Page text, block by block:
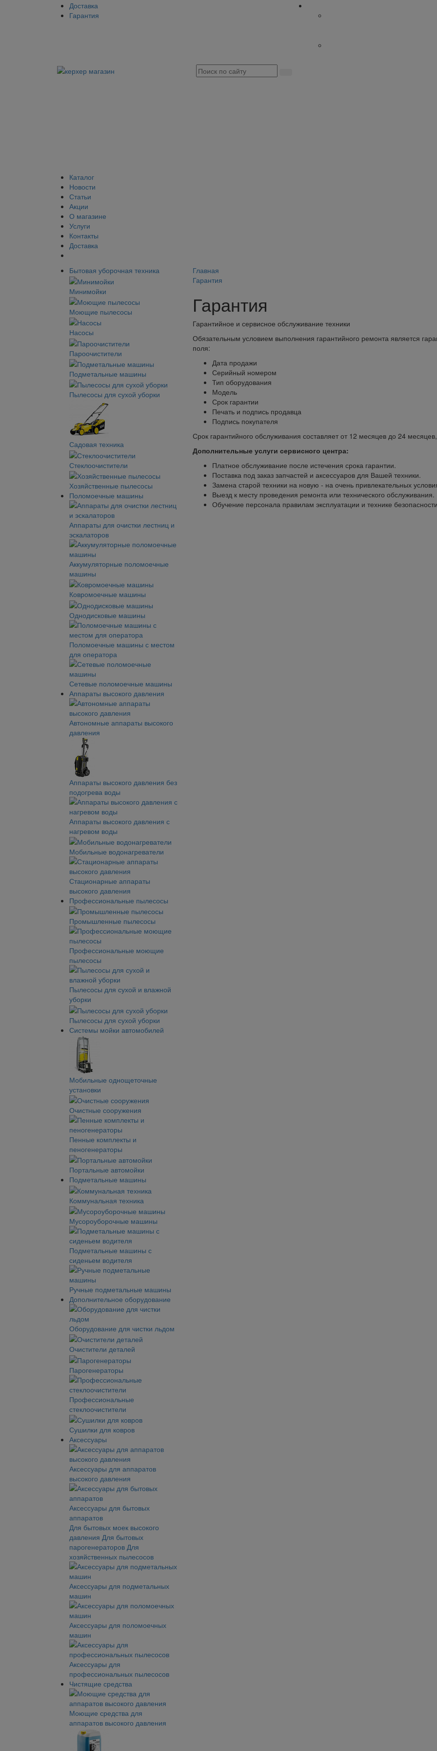
Доставка
Гарантия
Каталог
Новости
Статьи
Акции
О магазине
Услуги
Контакты
Доставка
Бытовая уборочная техника
Минимойки
Моющие пылесосы
Насосы
Пароочистители
Подметальные машины
Пылесосы для сухой уборки
Садовая техника
Стеклоочистители
Хозяйственные пылесосы
Поломоечные машины
Аппараты для очистки лестниц и
эскалаторов
Аккумуляторные поломоечные
машины
Ковромоечные машины
Однодисковые машины
Поломоечные машины с местом
для оператора
Сетевые поломоечные машины
Аппараты высокого давления
Автономные аппараты высокого
давления
Аппараты высокого давления без
подогрева воды
Аппараты высокого давления с
нагревом воды
Мобильные водонагреватели
Стационарные аппараты
высокого давления
Профессиональные пылесосы
Промышленные пылесосы
Профессиональные моющие
пылесосы
Пылесосы для сухой и влажной
уборки
Пылесосы для сухой уборки
Системы мойки автомобилей
Мобильные однощеточные
установки
Очистные сооружения
Пенные комплекты и
пеногенераторы
Портальные автомойки
Подметальные машины
Коммунальная техника
Мусороуборочные машины
Подметальные машины с
сиденьем водителя
Ручные подметальные машины
Дополнительное оборудование
Оборудование для чистки льдом
Очистители деталей
Парогенераторы
Профессиональные
стеклоочистители
Сушилки для ковров
Аксессуары
Аксессуары для аппаратов
высокого давления
Аксессуары для бытовых
аппаратов
Для бытовых моек высокого
давления Для бытовых
парогенераторов Для
хозяйственных пылесосов
Аксессуары для подметальных
машин
Аксессуары для поломоечных
машин
Аксессуары для
профессиональных пылесосов
Чистящие средства
Моющие средства для
аппаратов высокого давления
Главная
Гарантия
Гарантия
Гарантийное и сервисное обслуживание техники
Обязательным условием выполнения гарантийного ремонта является
поля:
Дата продажи
Серийный номером
Тип оборудования
Модель
Срок гарантии
Печать и подпись продавца
Подпись покупателя
Срок гарантийного обслуживания составляет от 12 месяцев до 24
Дополнительные услуги сервисного центра:
Платное обслуживание после истечения срока гарантии.
Поставка под заказ запчастей и аксессуаров для Вашей техники.
Замена старой техники на новую - на очень привлекательных
Выезд к месту проведения ремонта или технического обслуживания.
Обучение персонала правилам эксплуатации и технике